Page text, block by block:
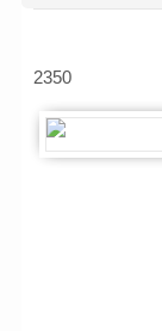
2350